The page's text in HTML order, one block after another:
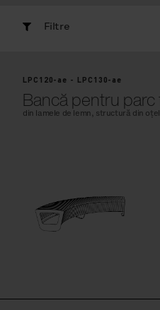
Filtre
LPC120-ae - LPC130-ae
Bancă pentru parc
din lamele de lemn, structură din